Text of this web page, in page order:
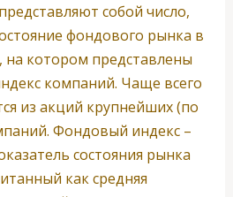
собой число,
фондового рынка в
на котором представлены
компаний. Чаще всего
из акций крупнейших (по
Фондовый индекс –
состояния рынка
как средняя